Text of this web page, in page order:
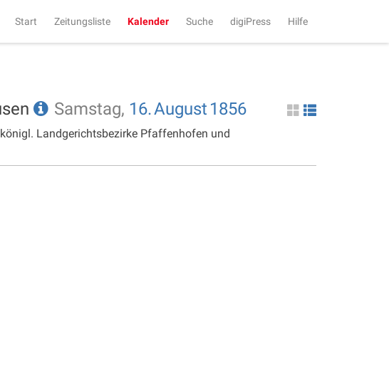
Start Zeitungsliste Kalender Suche digiPress Hilfe
Samstag, 16.August 1856
Landgerichtsbezirke Pfaffenhofen und